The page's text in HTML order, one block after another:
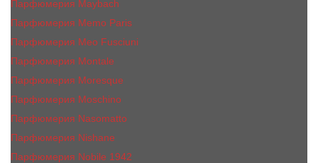
Парфюмерия Maybach
Парфюмерия Memo Paris
Парфюмерия Meo Fusciuni
Парфюмерия Montale
Парфюмерия Moresque
Парфюмерия Moschino
Парфюмерия Nasomatto
Парфюмерия Nishane
Парфюмерия Nobile 1942